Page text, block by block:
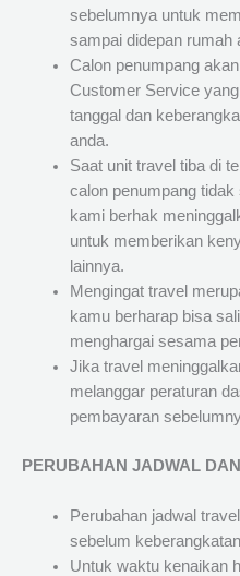
sebelumnya untuk
sampai didepan rumah
Calon penumpang
Customer Service
tanggal dan
anda.
Saat unit travel tiba di
calon penumpang
kami berhak
untuk memberikan
lainnya.
Mengingat travel
kamu berharap bisa
menghargai sesama
Jika travel
melanggar peraturan
pembayaran
PERUBAHAN JADWAL
Perubahan jadwal
sebelum
Untuk waktu kenaikan